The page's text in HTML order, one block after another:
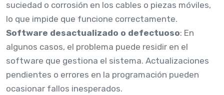
suciedad o corrosión en los cables o piezas móviles,
lo que impide que funcione correctamente.
Software desactualizado o defectuoso: En
algunos casos, el problema puede residir en el
software que gestiona el sistema. Actualizaciones
pendientes o errores en la programación pueden
ocasionar fallos inesperados.